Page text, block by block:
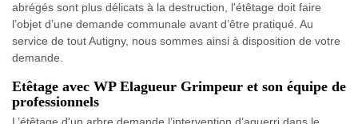
abrégés sont plus délicats à la destruction, l'étêtage doit faire
l’objet d’une demande communale avant d’être pratiqué. Au
service de tout Autigny, nous sommes ainsi à disposition de votre
demande.
Etêtage avec WP Elagueur Grimpeur et son équipe de
professionnels